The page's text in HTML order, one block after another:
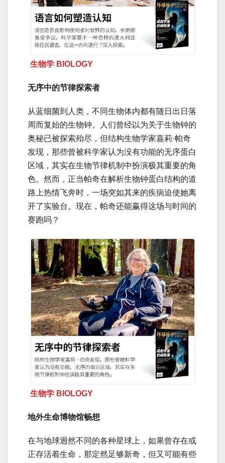
生物学 BIOLOGY
无序中的节律探索者
从蓝细菌到人类，不同生物体内都有随日出日落
周而复始的生物钟。人们曾经以为关于生物钟的
奥秘已被探索殆尽，但结构生物学家嘉莉·帕奇
发现，那些曾被科学家认为没有功能的无序蛋白
区域，其实在生物节律机制中扮演极其重要的角
色。然而，正当帕奇在解析生物钟蛋白结构的道
路上热情飞奔时，一场突如其来的疾病迫使她离
开了实验台。现在，帕奇还能赢得这场与时间的
赛跑吗？
生物学 BIOLOGY
地外生命博物馆畅想
在与地球迥然不同的各种星球上，如果曾存在或
正存活着生命，那定然足够新奇，但又可能有些